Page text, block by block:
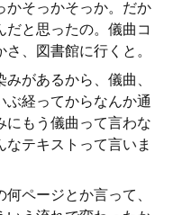
かそっかそっか。だか
だと思ったの。儀曲コ
、図書館に行くと。
があるから、儀曲、
ぶ経ってからなんか通
にもう儀曲って言わな
テキストって言いま
ページとか言って、